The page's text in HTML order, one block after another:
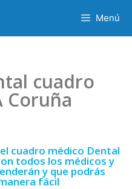
Menú
cuadro
Coruña
cuadro médico Dental
todos los médicos y
y que podrás
fácil